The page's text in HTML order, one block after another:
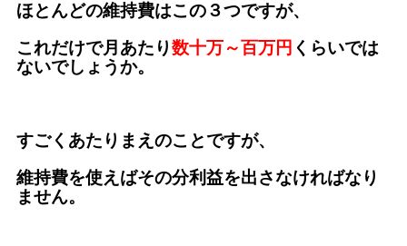
ほとんどの維持費はこの３つですが、
これだけで月あたり数十万～百万円 くらいでは
ないでしょうか。
すごくあたりまえのことですが、
維持費を使えばその分利益を出さなければなり
ません。